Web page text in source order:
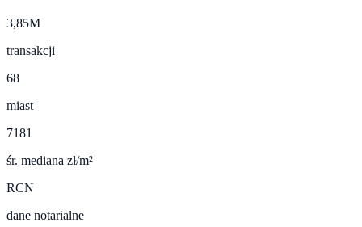
3,85M
transakcji
68
miast
7181
śr. mediana zł/m²
RCN
dane notarialne